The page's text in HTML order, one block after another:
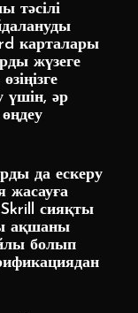
тәсілі
карталары
жүзеге
үшін, әр
да ескеру
жасауға
сияқты
ақшаны
болып